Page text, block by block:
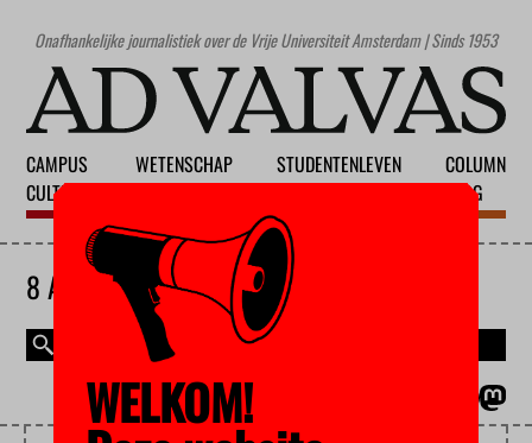
Onafhankelijke journalistiek over de Vrije Universiteit Amsterdam | Sinds 1953
CAMPUS
CULTUUR
WETENSCHAP
STUDENTENLEVEN
COLUMN
BLOG
8 AUGUSTUS 2026
WELKOM!